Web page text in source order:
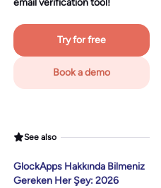
email verification tool!
Try for free
Book a demo
See also
GlockApps Hakkında Bilmeniz
Gereken Her Şey: 2026